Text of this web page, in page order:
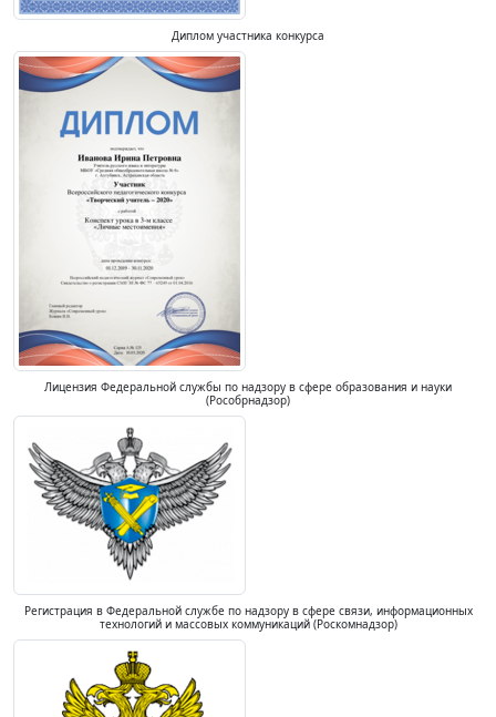
Диплом участника конкурса
Лицензия Федеральной службы по надзору в сфере образования и науки
(Рособрнадзор)
Регистрация в Федеральной службе по надзору в сфере связи, информационных
технологий и массовых коммуникаций (Роскомнадзор)